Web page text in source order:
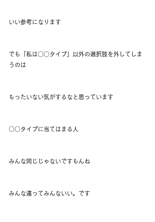
いい参考になります
でも「私は○○タイプ」以外の選択肢を外してしま
うのは
もったいない気がするなと思っています
○○タイプに当てはまる人
みんな同じじゃないですもんね
みんな違ってみんないい。です